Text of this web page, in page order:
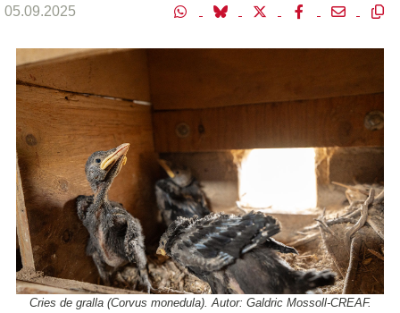
05.09.2025
Cries de gralla (Corvus monedula). Autor: Galdric Mossoll-CREAF.